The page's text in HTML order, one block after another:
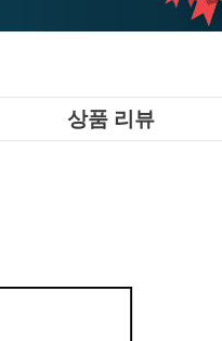
상품 리뷰